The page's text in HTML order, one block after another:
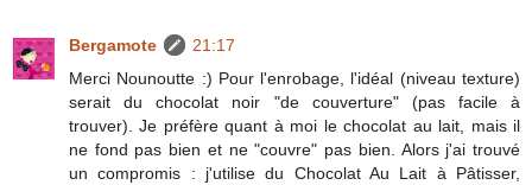
Bergamote
21:17
Merci Nounoutte :) Pour l'enrobage, l'idéal (niveau texture)
serait du chocolat noir "de couverture" (pas facile à
trouver). Je préfère quant à moi le chocolat au lait, mais il
ne fond pas bien et ne "couvre" pas bien. Alors j'ai trouvé
un compromis : j'utilise du Chocolat Au Lait à Pâtisser,